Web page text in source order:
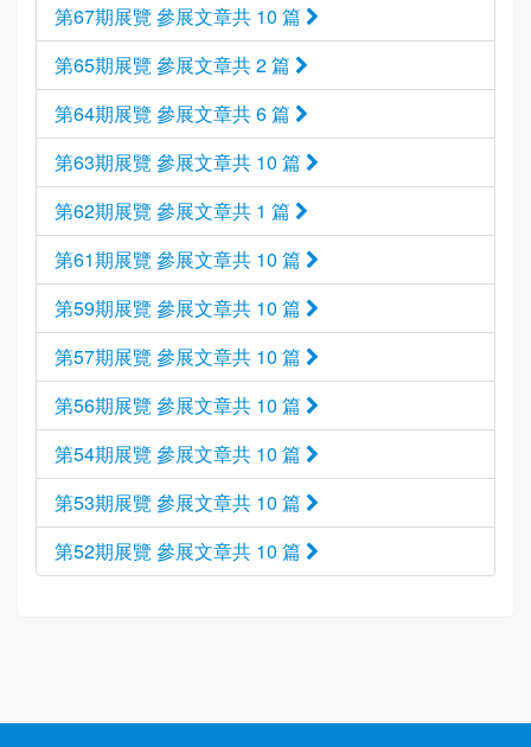
第67期展覽 參展文章共 10 篇
第65期展覽 參展文章共 2 篇
第64期展覽 參展文章共 6 篇
第63期展覽 參展文章共 10 篇
第62期展覽 參展文章共 1 篇
第61期展覽 參展文章共 10 篇
第59期展覽 參展文章共 10 篇
第57期展覽 參展文章共 10 篇
第56期展覽 參展文章共 10 篇
第54期展覽 參展文章共 10 篇
第53期展覽 參展文章共 10 篇
第52期展覽 參展文章共 10 篇